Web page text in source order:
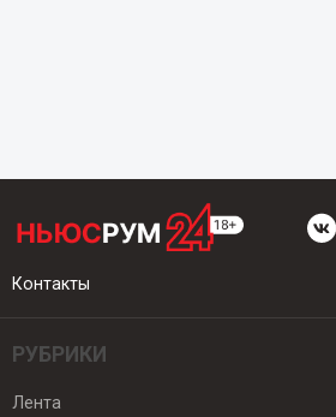
Контакты
РУБРИКИ
Лента